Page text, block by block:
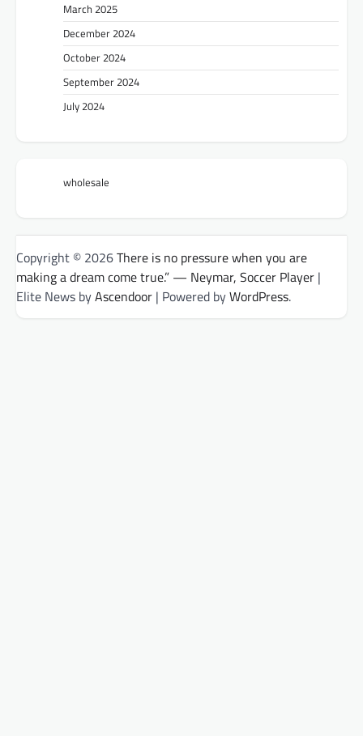
March 2025
December 2024
October 2024
September 2024
July 2024
wholesale
Copyright © 2026There is no pressure when you are
making a dream come true.” — Neymar, Soccer Player |
Elite News byAscendoor | Powered byWordPress.